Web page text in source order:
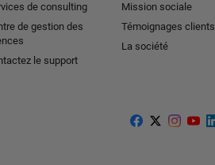
de consulting
de gestion des
le support
Mission sociale
Témoignages clients
La société